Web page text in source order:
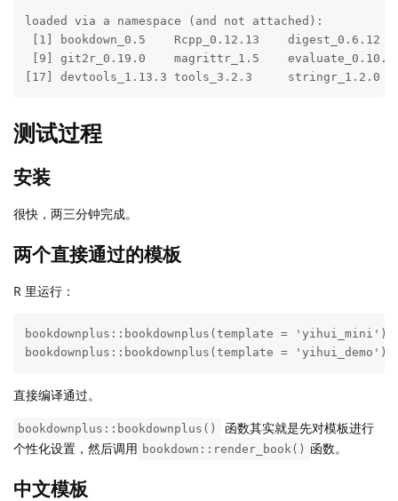
loaded via a namespace (and not attached):
[1] bookdown_0.5    Rcpp_0.12.13
[9] git2r_0.19.0    magrittr_1.5
[17] devtools_1.13.3 tools_3.2.3     stringr_1.2.0
测试过程
安装
很快，两三分钟完成。
两个直接通过的模板
R 里运行：
bookdownplus::bookdownplus(template = 'yihui_mini')
bookdownplus::bookdownplus(template = 'yihui_demo')
直接编译通过。
bookdownplus::bookdownplus()
函数其实就是先对模板进行
个性化设置，然后调用 bookdown::render_book() 函数。
中文模板